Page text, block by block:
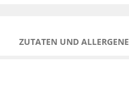
ZUTATEN UND ALLERGENE